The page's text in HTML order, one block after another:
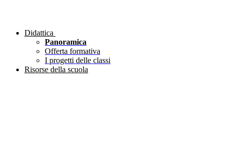
Didattica
Panoramica
Offerta formativa
I progetti delle classi
Risorse della scuola